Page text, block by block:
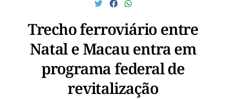
Trecho ferroviário entre
Natal e Macau entra em
programa federal de
revitalização